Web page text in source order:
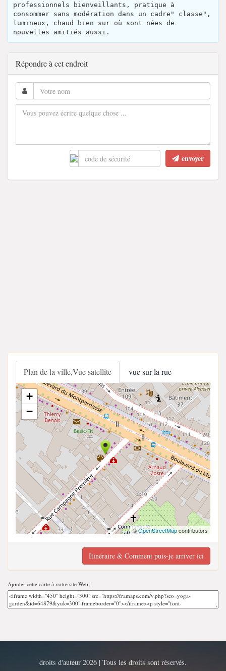
professionnels bienveillants, pratique à
consommer sans modération dans un cadre" classe",
lumineux, chaud bien sur où sont nées de
nouvelles amitiés aussi.
Répondre à cet endroit
envoyer
Plan de la ville,Vue satellite vue sur la rue
+
−
©OpenStreetMapcontributors
Itinéraire & Comment puis-je arriver ici
Ajouter cette carte à votre site Web;
droits d'auteur 2026 | Tous les droits sont réservés.